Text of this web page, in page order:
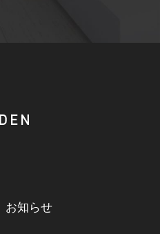
お知らせ